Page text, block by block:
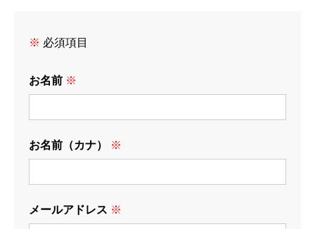
※ 必須項目
お名前 ※
お名前（カナ） ※
メールアドレス ※